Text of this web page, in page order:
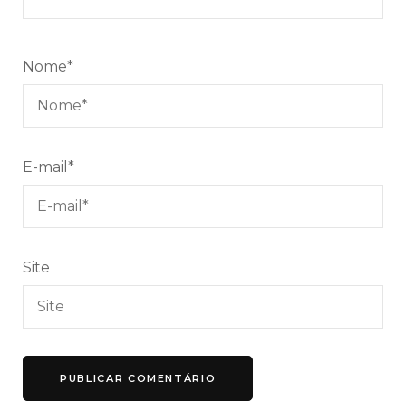
Nome*
E-mail *
Site